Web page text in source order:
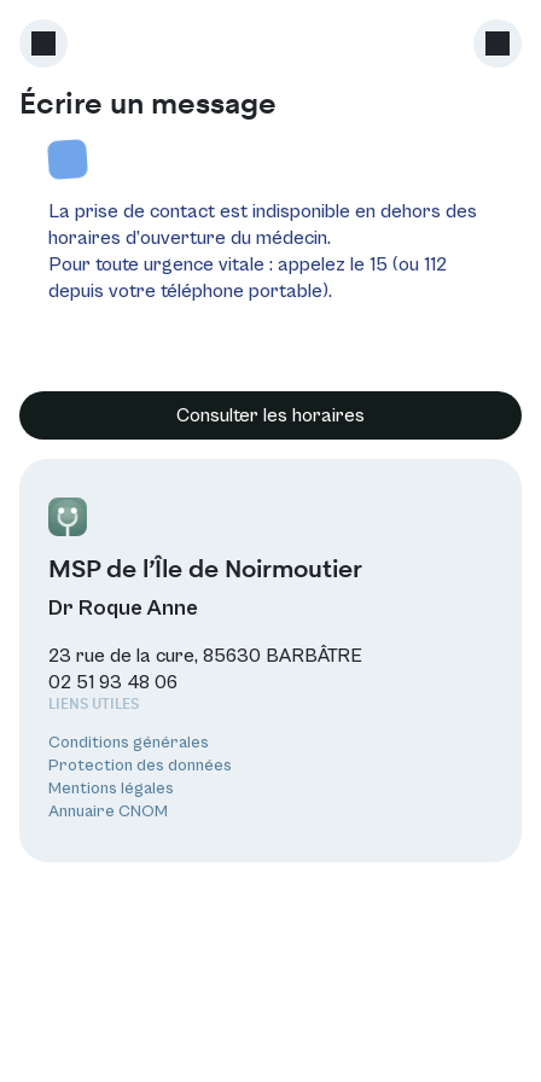
Écrire un message
La prise de contact est indisponible en dehors des
horaires d’ouverture du médecin.
Pour toute urgence vitale : appelez le 15 (ou 112
depuis votre téléphone portable).
Consulter les horaires
MSP de l’Île de Noirmoutier
Dr Roque Anne
23 rue de la cure, 85630 BARBÂTRE
02 51 93 48 06
LIENS UTILES
Conditions générales
Protection des données
Mentions légales
Annuaire CNOM